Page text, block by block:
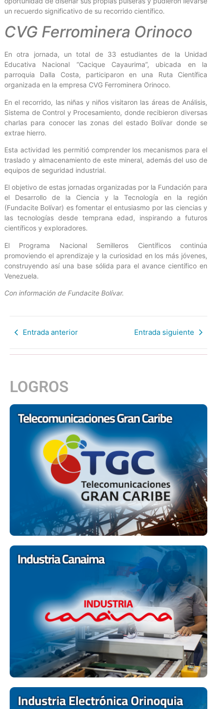
un recuerdo significativo de su recorrido científico.
CVG Ferrominera Orinoco
En otra jornada, un total de 33 estudiantes de la Unidad
Educativa Nacional “Cacique Cayaurima”, ubicada en la
parroquia Dalla Costa, participaron en una Ruta Científica
organizada en la empresa CVG Ferrominera Orinoco.
En el recorrido, las niñas y niños visitaron las áreas de Análisis,
Sistema de Control y Procesamiento, donde recibieron diversas
charlas para conocer las zonas del estado Bolívar donde se
extrae hierro.
Esta actividad les permitió comprender los mecanismos para el
traslado y almacenamiento de este mineral, además del uso de
equipos de seguridad industrial.
El objetivo de estas jornadas organizadas por la Fundación para
el Desarrollo de la Ciencia y la Tecnología en la región
(Fundacite Bolívar) es fomentar el entusiasmo por las ciencias y
las tecnologías desde temprana edad, inspirando a futuros
científicos y exploradores.
El Programa Nacional Semilleros Científicos continúa
promoviendo el aprendizaje y la curiosidad en los más jóvenes,
construyendo así una base sólida para el avance científico en
Venezuela.
Con información de Fundacite Bolívar.
Entrada anterior Entrada siguiente
LOGROS